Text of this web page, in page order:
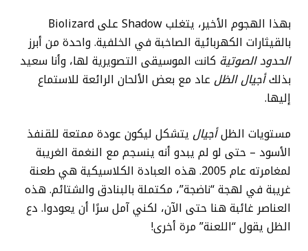
بهذا الهجوم الأخير، يتغلب Shadow على Biolizard
بالقيثارات الكهربائية الصاخبة في الخلفية. واحدة من أبرز
الحدود الصوتية كانت الموسيقى التصويرية لها، وأنا سعيد
بذلكأجيال الظل عاد مع بعض الألحان الرائعة للاستماع
إليها.
مستويات الظلأجيال يتشكل ليكون عودة ممتعة للقنفذ
الأسود – حتى لو لم يبدو أنه ينسجم مع النغمة الغريبة
لمغامرته عام 2005. هذه العبادة الكلاسيكية هي طعنة
غريبة في لهجة “ناضجة”، مكتملة بالبنادق والشتائم. هذه
العناصر غائبة هنا حتى الآن، لكني آمل سرًا أن يعودوا. دع
الظل يقول “اللعنة” مرة أخرى!